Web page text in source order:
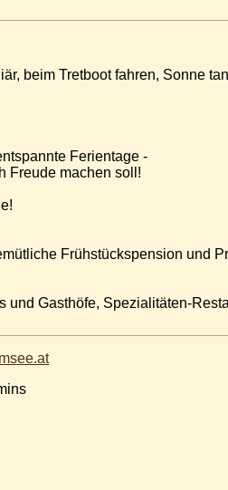
beim Tretboot fahren, Sonne
Ferientage -
Freude machen soll!
Frühstückspension und
Gasthöfe, Spezialitäten-